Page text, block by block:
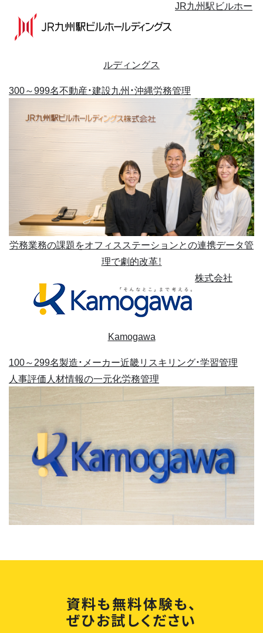
JR九州駅ビルホー
ルディングス
300～999名不動産・建設九州・沖縄労務管理
労務業務の課題をオフィスステーションとの連携データ管
理で劇的改革！
株式会社
Kamogawa
100～299名製造・メーカー近畿リスキリング・学習管理
人事評価人材情報の一元化労務管理
資料も無料体験も、
ぜひお試しください